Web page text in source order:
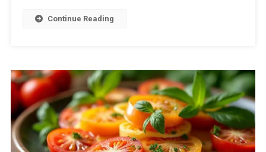
Continue Reading